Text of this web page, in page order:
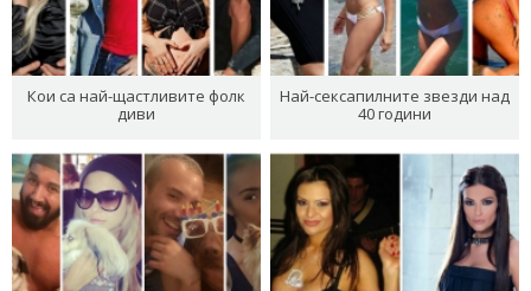
Кои са най-щастливите фолк
диви
Най-сексапилните звезди над
40 години